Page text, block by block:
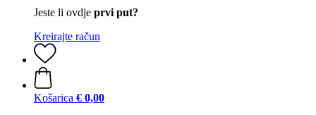
Jeste li ovdje prvi put?
Kreirajte račun
Košarica € 0,00